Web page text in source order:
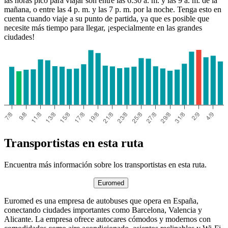
mañana, o entre las 4 p. m. y las 7 p. m. por la noche. Tenga esto en
cuenta cuando viaje a su punto de partida, ya que es posible que
necesite más tiempo para llegar, ¡especialmente en las grandes
ciudades!
Transportistas en esta ruta
Encuentra más información sobre los transportistas en esta ruta.
Euromed
Euromed es una empresa de autobuses que opera en España,
conectando ciudades importantes como Barcelona, Valencia y
Alicante. La empresa ofrece autocares cómodos y modernos con